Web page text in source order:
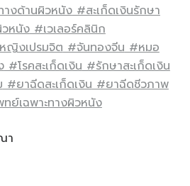
างด้านผิวหนัง#สะเก็ดเงินรักษา
หนัง#เวเลอร์คลินิก
ญิงเปรมจิต #จันทองจีน #หมอ
#โรคสะเก็ดเงิน #รักษาสะเก็ดเงิน
#ยาฉีดสะเก็ดเงิน #ยาฉีดชีวภาพ
ย์เฉพาะทางผิวหนัง
า